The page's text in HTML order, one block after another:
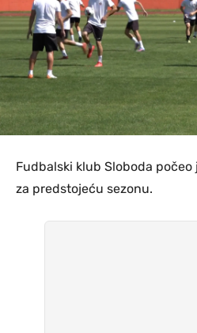
Fudbalski klub Sloboda počeo
za predstojeću sezonu.